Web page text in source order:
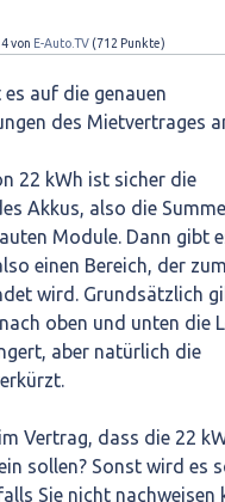
von E-Auto.TV (712 Punkte)
auf die genauen
des Mietvertrages
22 kWh ist sicher die
Akkus, also die
Module. Dann gibt
einen Bereich, der
wird. Grundsätzlich
oben und unten die
aber natürlich die
Vertrag, dass die 22
sollen? Sonst wird es
Sie nicht nachweisen